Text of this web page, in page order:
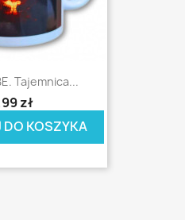
Tajemnica...
zł
DO KOSZYKA